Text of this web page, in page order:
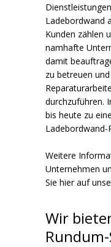
Ladebordwand
Kunden zählen
namhafte
damit
zu betreuen
durchzuführen.
bis heute zu
Weitere
Unternehmen
Sie hier auf
Wir